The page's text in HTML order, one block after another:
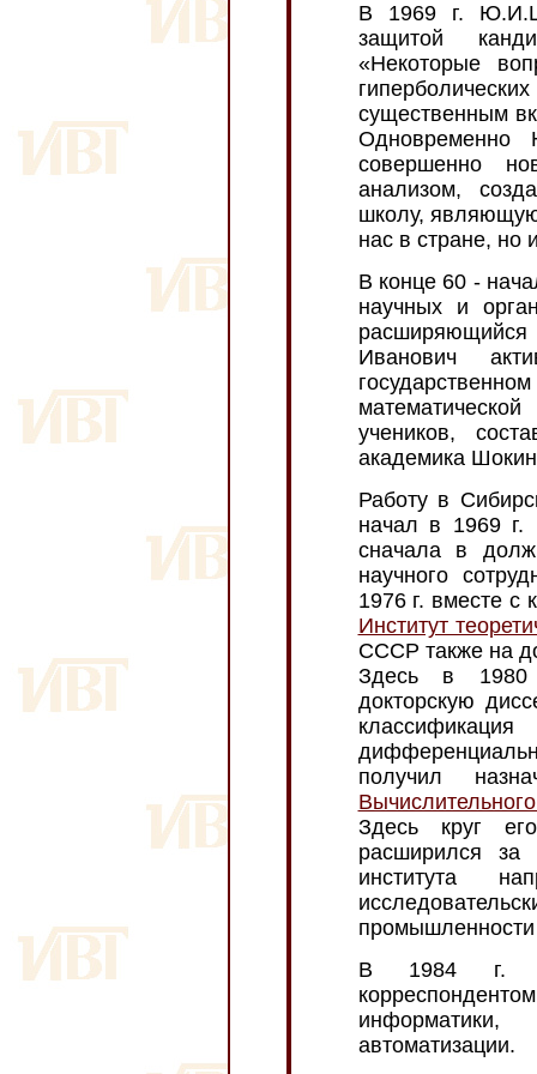
В 1969 г.
защитой
«Некоторые
существенным
Одновременно
совершенно
анализом,
школу,
нас в стране, но
В конце 60 -
научных и
Иванович
учеников,
академика
Работу в
начал в 1969
сначала в
научного
1976 г. вместе
Институт
СССР также на
Здесь в 1980
докторскую
получил
Здесь круг
расширился за
института
промышленности
В 1984 г.
автоматизации.